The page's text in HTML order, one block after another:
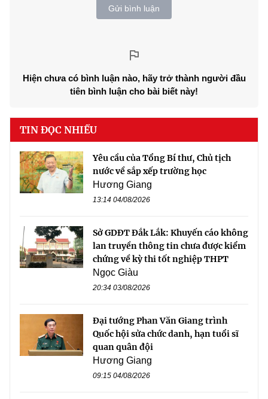
Gửi bình luận
Hiện chưa có bình luận nào, hãy trở thành người đầu
tiên bình luận cho bài biết này!
TIN ĐỌC NHIỀU
Yêu cầu của Tổng Bí thư, Chủ tịch
nước về sắp xếp trường học
Hương Giang
13:14 04/08/2026
Sở GDĐT Đắk Lắk: Khuyến cáo không
lan truyền thông tin chưa được kiểm
chứng về kỳ thi tốt nghiệp THPT
Ngọc Giàu
20:34 03/08/2026
Đại tướng Phan Văn Giang trình
Quốc hội sửa chức danh, hạn tuổi sĩ
quan quân đội
Hương Giang
09:15 04/08/2026